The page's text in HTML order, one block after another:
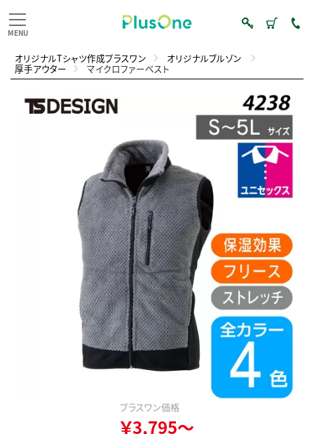
オリジナルTシャツ作成プラスワン オリジナルブルゾン
厚手アウター マイクロファーベスト
プラスワン価格
￥3,795～